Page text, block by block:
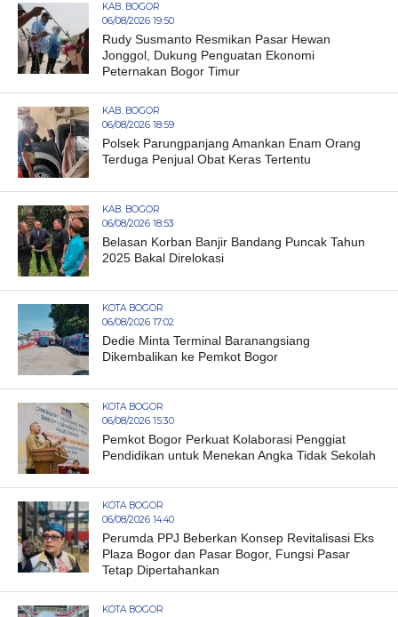
KAB. BOGOR
06/08/2026 19:50
Rudy Susmanto Resmikan Pasar Hewan
Jonggol, Dukung Penguatan Ekonomi
Peternakan Bogor Timur
KAB. BOGOR
06/08/2026 18:59
Polsek Parungpanjang Amankan Enam Orang
Terduga Penjual Obat Keras Tertentu
KAB. BOGOR
06/08/2026 18:53
Belasan Korban Banjir Bandang Puncak Tahun
2025 Bakal Direlokasi
KOTA BOGOR
06/08/2026 17:02
Dedie Minta Terminal Baranangsiang
Dikembalikan ke Pemkot Bogor
KOTA BOGOR
06/08/2026 15:30
Pemkot Bogor Perkuat Kolaborasi Penggiat
Pendidikan untuk Menekan Angka Tidak Sekolah
KOTA BOGOR
06/08/2026 14:40
Perumda PPJ Beberkan Konsep Revitalisasi Eks
Plaza Bogor dan Pasar Bogor, Fungsi Pasar
Tetap Dipertahankan
KOTA BOGOR